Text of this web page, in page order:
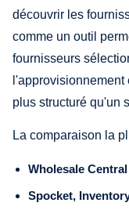
découvrir les
comme un outil
fournisseurs
plus structuré qu'un
La comparaison la
Wholesale
Spocket,